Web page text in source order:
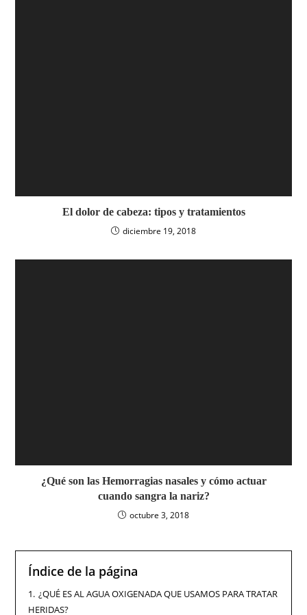
El dolor de cabeza: tipos y tratamientos
diciembre 19, 2018
¿Qué son las Hemorragias nasales y cómo actuar
cuando sangra la nariz?
octubre 3, 2018
Índice de la página
1. ¿QUÉ ES AL AGUA OXIGENADA QUE USAMOS PARA TRATAR
HERIDAS?